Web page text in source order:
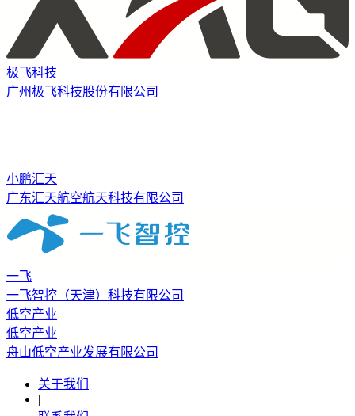
极飞科技
广州极飞科技股份有限公司
小鹏汇天
广东汇天航空航天科技有限公司
一飞
一飞智控（天津）科技有限公司
低空产业
低空产业
舟山低空产业发展有限公司
关于我们
|